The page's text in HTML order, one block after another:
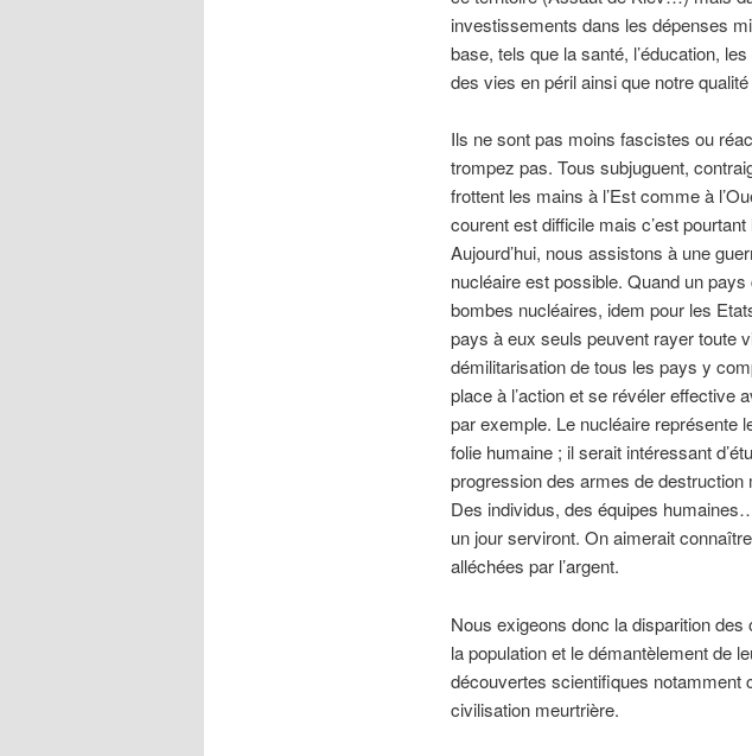
investissements dans les dépenses
base, tels que la santé, l’éducation,
des vies en péril ainsi que notre
Ils ne sont pas moins fascistes ou
trompez pas. Tous subjuguent,
frottent les mains à l’Est comme à
courent est difficile mais c’est
Aujourd’hui, nous assistons à une
nucléaire est possible. Quand un
bombes nucléaires, idem pour les
pays à eux seuls peuvent rayer toute
démilitarisation de tous les pays y
place à l’action et se révéler effective
par exemple. Le nucléaire représente
folie humaine ; il serait intéressant
progression des armes de
Des individus, des équipes
un jour serviront. On aimerait
alléchées par l’argent.
Nous exigeons donc la disparition des
la population et le démantèlement de
découvertes scientifiques notamment
civilisation meurtrière.